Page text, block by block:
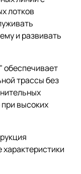
лотков
и развивать
трассы без
высоких